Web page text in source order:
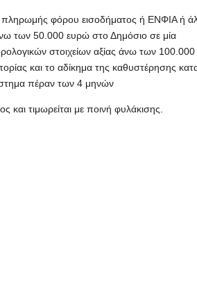
πληρωμής φόρου εισοδήματος ή ΕΝΦΙΑ ή
των 50.000 ευρώ στο Δημόσιο σε μία
στοιχείων αξίας άνω των
και το αδίκημα της καθυστέρησης
πέραν των 4 μηνών
τιμωρείται με ποινή φυλάκισης.